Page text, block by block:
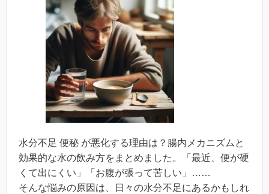
水分不足 便秘 が悪化する理由は？腸内メカニズムと
効果的な水の飲み方をまとめました。「最近、便が硬
くて出にくい」「お腹が張って苦しい」……
そんな悩みの原因は、日々の水分不足にあるかもしれ